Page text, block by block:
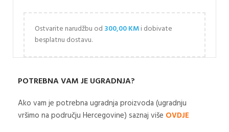
Ostvarite narudžbu od 300,00KMi dobivate
besplatnu dostavu.
POTREBNA VAM JE UGRADNJA?
Ako vam je potrebna ugradnja proizvoda (ugradnju
vršimo na području Hercegovine) saznaj više OVDJE